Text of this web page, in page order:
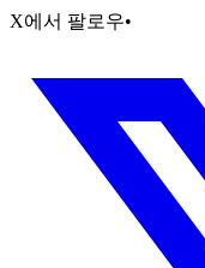
X에서 팔로우•